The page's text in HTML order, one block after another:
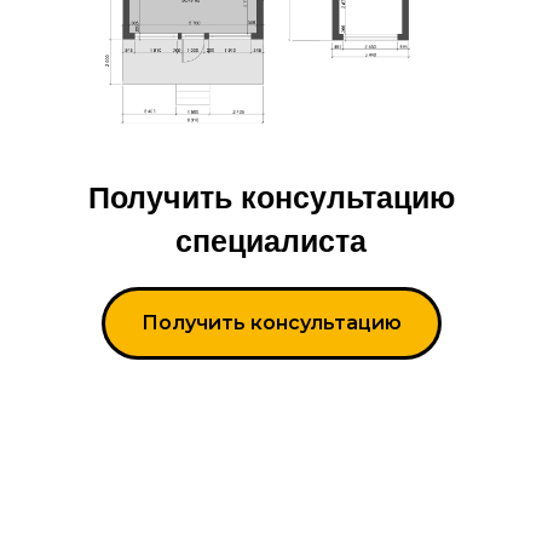
Получить консультацию
специалиста
Получить консультацию